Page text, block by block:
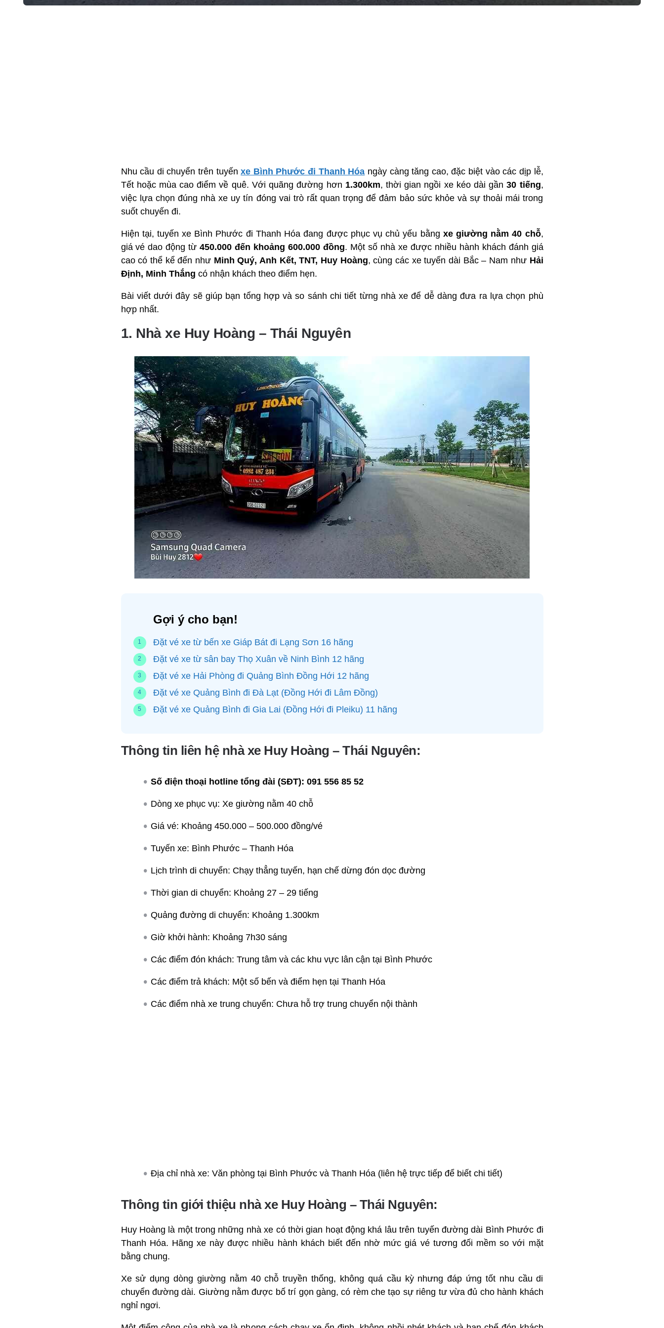
Nhu cầu di chuyển trên tuyếnxe Bình Phước đi Thanh Hóa ngày càng tăng cao, đặc biệt vào các dịp lễ,
Tết hoặc mùa cao điểm về quê. Với quãng đường hơn 1.300km, thời gian ngồi xe kéo dài gần30 tiếng,
việc lựa chọn đúng nhà xe uy tín đóng vai trò rất quan trọng để đảm bảo sức khỏe và sự thoải mái trong
suốt chuyến đi.
Hiện tại, tuyến xe Bình Phước đi Thanh Hóa đang được phục vụ chủ yếu bằng xe giường nằm 40 chỗ,
giá vé dao động từ450.000 đến khoảng 600.000 đồng. Một số nhà xe được nhiều hành khách đánh giá
cao có thể kể đến như Minh Quý, Anh Kết, TNT, Huy Hoàng, cùng các xe tuyến dài Bắc – Nam như Hải
Định, Minh Thắng có nhận khách theo điểm hẹn.
Bài viết dưới đây sẽ giúp bạn tổng hợp và so sánh chi tiết từng nhà xe để dễ dàng đưa ra lựa chọn phù
hợp nhất.
1. Nhà xe Huy Hoàng – Thái Nguyên
Gợi ý cho bạn!
Đặt vé xe từ bến xe Giáp Bát đi Lạng Sơn 16 hãng
Đặt vé xe từ sân bay Thọ Xuân về Ninh Bình 12 hãng
Đặt vé xe Hải Phòng đi Quảng Bình Đồng Hới 12 hãng
Đặt vé xe Quảng Bình đi Đà Lạt (Đồng Hới đi Lâm Đồng)
Đặt vé xe Quảng Bình đi Gia Lai (Đồng Hới đi Pleiku) 11 hãng
Thông tin liên hệ nhà xe Huy Hoàng – Thái Nguyên:
Số điện thoại hotline tổng đài (SĐT): 091 556 85 52
Dòng xe phục vụ: Xe giường nằm 40 chỗ
Giá vé: Khoảng 450.000 – 500.000 đồng/vé
Tuyến xe: Bình Phước – Thanh Hóa
Lịch trình di chuyển: Chạy thẳng tuyến, hạn chế dừng đón dọc đường
Thời gian di chuyển: Khoảng 27 – 29 tiếng
Quảng đường di chuyển: Khoảng 1.300km
Giờ khởi hành: Khoảng 7h30 sáng
Các điểm đón khách: Trung tâm và các khu vực lân cận tại Bình Phước
Các điểm trả khách: Một số bến và điểm hẹn tại Thanh Hóa
Các điểm nhà xe trung chuyển: Chưa hỗ trợ trung chuyển nội thành
Địa chỉ nhà xe: Văn phòng tại Bình Phước và Thanh Hóa (liên hệ trực tiếp để biết chi tiết)
Thông tin giới thiệu nhà xe Huy Hoàng – Thái Nguyên:
Huy Hoàng là một trong những nhà xe có thời gian hoạt động khá lâu trên tuyến đường dài Bình Phước đi
Thanh Hóa. Hãng xe này được nhiều hành khách biết đến nhờ mức giá vé tương đối mềm so với mặt
bằng chung.
Xe sử dụng dòng giường nằm 40 chỗ truyền thống, không quá cầu kỳ nhưng đáp ứng tốt nhu cầu di
chuyển đường dài. Giường nằm được bố trí gọn gàng, có rèm che tạo sự riêng tư vừa đủ cho hành khách
nghỉ ngơi.